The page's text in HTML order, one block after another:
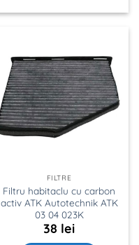
FILTRE
Filtru habitaclu cu carbon
activ ATK Autotechnik ATK
03 04 023K
38 lei